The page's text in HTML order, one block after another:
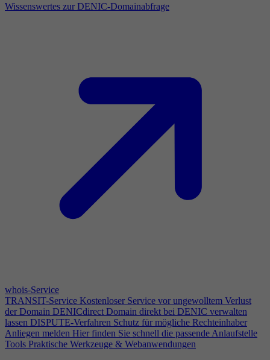
Wissenswertes zur DENIC-Domainabfrage
whois-Service
TRANSIT-Service Kostenloser Service vor ungewolltem Verlust
der Domain DENICdirect Domain direkt bei DENIC verwalten
lassen DISPUTE-Verfahren Schutz für mögliche Rechteinhaber
Anliegen melden Hier finden Sie schnell die passende Anlaufstelle
Tools Praktische Werkzeuge & Webanwendungen